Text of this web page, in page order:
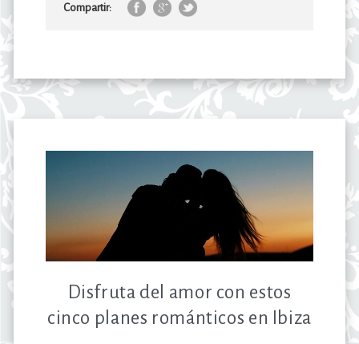
Compartir:
Disfruta del amor con estos
cinco planes románticos en Ibiza